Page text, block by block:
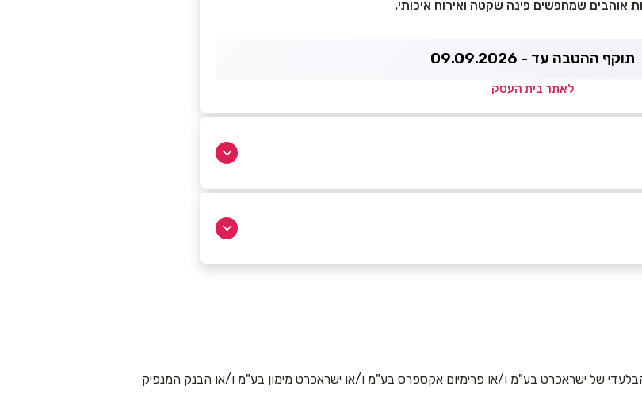
אוהבים שמחפשים פינה שקטה ואירוח איכותי.
תוקף ההטבה עד - 09.09.2026
לאתר בית העסק
אימייל
של ישראכרט בע"מ ו/או פרימיום אקספרס בע"מ ו/או ישראכרט מימון בע"מ ו/או הבנק המנפיק